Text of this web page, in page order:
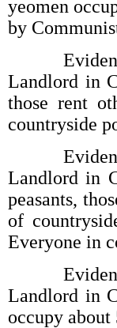
yeomen
by
Evidence
Landlord in
those rent
countryside
Evidence
Landlord in
peasants,
of
Everyone in
Evidence
Landlord in
occupy